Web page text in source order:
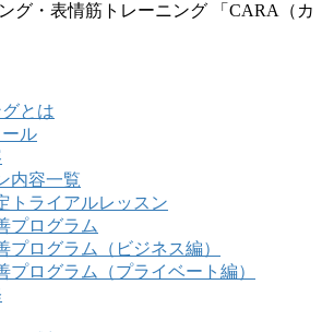
グ・表情筋トレーニング 「CARA（カ
とは
ル
内容一覧
トライアルレッスン
プログラム
プログラム（ビジネス編）
プログラム（プライベート編）